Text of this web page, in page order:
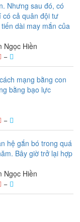
Nhưng sau đó, có
cả quân đội tư
dài may mắn của
Ngọc Hiền
−
mạng bằng con
bằng bạo lực
−
hệ gắn bó trong quá
Bây giờ trở lại hợp
Ngọc Hiền
−